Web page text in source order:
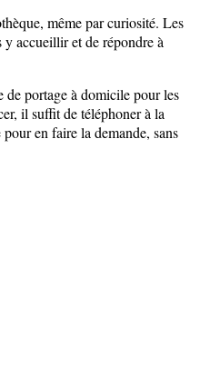
même par curiosité. Les
y accueillir et de répondre à
de portage à domicile pour les
il suffit de téléphoner à la
en faire la demande, sans